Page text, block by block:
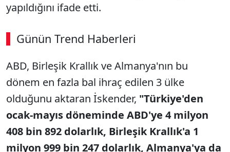
yapıldığını ifade etti.
Günün Trend Haberleri
00:02 / 08:06
ABD, Birleşik Krallık ve Almanya'nın bu
dönem en fazla bal ihraç edilen 3 ülke
olduğunu aktaran İskender, "Türkiye'den
ocak-mayıs döneminde ABD'ye 4 milyon
408 bin 892 dolarlık, Birleşik Krallık'a 1
milyon 999 bin 247 dolarlık, Almanya'ya da